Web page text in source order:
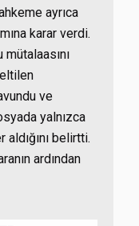
ayrıca
karar verdi.
ve
yalnızca
aldığını belirtti.
ardından